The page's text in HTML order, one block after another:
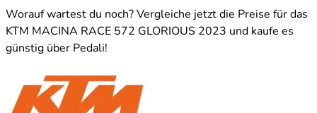
Worauf wartest du noch? Vergleiche jetzt die Preise für das
KTM MACINA RACE 572 GLORIOUS 2023 und kaufe es
günstig über Pedali!